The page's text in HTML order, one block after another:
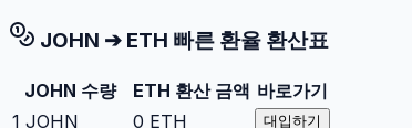
JOHN ➔ ETH 빠른 환율 환산표
JOHN 수량 ETH 환산 금액 바로가기
1 JOHN 0 ETH 대입하기